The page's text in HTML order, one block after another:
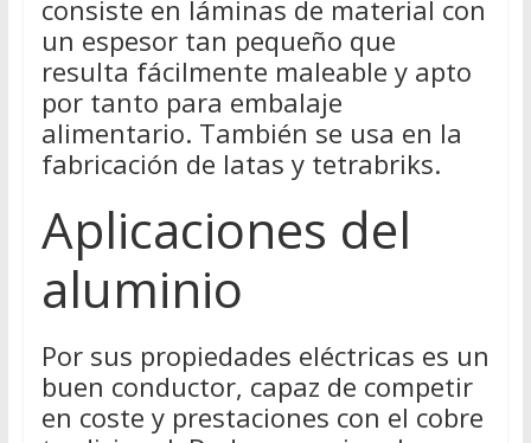
consiste en láminas de material con
un espesor tan pequeño que
resulta fácilmente maleable y apto
por tanto para embalaje
alimentario. También se usa en la
fabricación de latas y tetrabriks.
Aplicaciones del
aluminio
Por sus propiedades eléctricas es un
buen conductor, capaz de competir
en coste y prestaciones con el cobre